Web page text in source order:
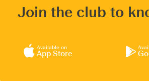
Join the club to
Available on
App Store